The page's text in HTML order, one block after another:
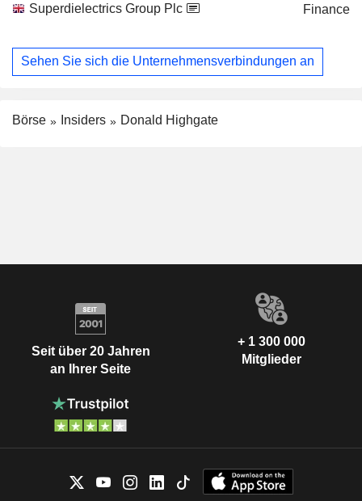
Superdielectrics Group Plc
Finance
Sehen Sie sich die Unternehmensverbindungen an
Börse Insiders Donald Highgate
Seit über 20 Jahren
an Ihrer Seite
+ 1 300 000
Mitglieder